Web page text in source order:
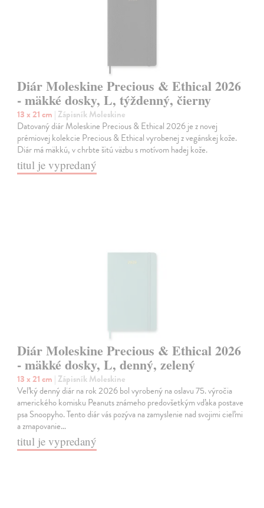
Diár Moleskine Precious & Ethical 2026
- mäkké dosky, L, týždenný, čierny
13 x 21 cm | Zápisník Moleskine
Datovaný diár Moleskine Precious & Ethical 2026 je z novej
prémiovej kolekcie Precious & Ethical vyrobenej z vegánskej kože.
Diár má mäkkú, v chrbte šitú väzbu s motívom hadej kože.
titul je vypredaný
Diár Moleskine Precious & Ethical 2026
- mäkké dosky, L, denný, zelený
13 x 21 cm | Zápisník Moleskine
Veľký denný diár na rok 2026 bol vyrobený na oslavu 75. výročia
amerického komisku Peanuts známeho predovšetkým vďaka postave
psa Snoopyho. Tento diár vás pozýva na zamyslenie nad svojimi cieľmi
a zmapovanie…
titul je vypredaný